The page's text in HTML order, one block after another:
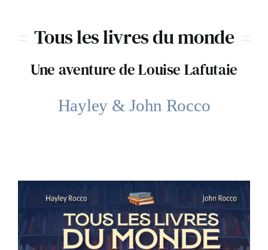
BD
Tirages de luxe
Non fiction
À propos
Presse
Contact
Tous les livres du monde
Une aventure de Louise Lafutaie
Hayley & John Rocco